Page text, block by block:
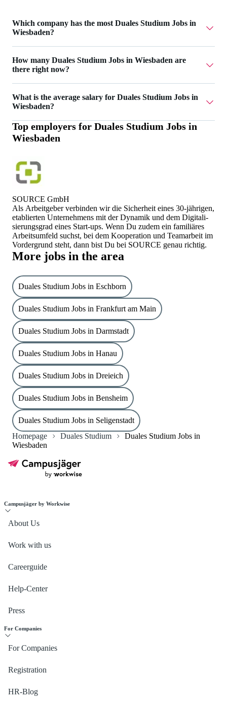
Which company has the most Duales Studium Jobs in
Wiesbaden?
Wiesbaden.
How many Duales Studium Jobs in Wiesbaden are
there right now?
What is the average salary for Duales Studium Jobs in
Wiesbaden?
The average salary for Duales Studium Jobs in Wiesbaden
is 2.550 €.
Top employers for Duales Studium Jobs in
Wiesbaden
SOURCE GmbH
Als Arbeitgeber verbin­den wir die Sicherheit eines 30-jährigen,
etablierten Unter­nehmens mit der Dynamik und dem Digitali­
sierungs­grad eines Start-ups. Wenn Du zudem ein familiäres
Arbeits­umfeld suchst, bei dem Kooperation und Teamarbeit im
Vordergrund steht, dann bist Du bei SOURCE genau richtig.
More jobs in the area
Duales Studium Jobs in Eschborn
Duales Studium Jobs in Frankfurt am Main
Duales Studium Jobs in Darmstadt
Duales Studium Jobs in Hanau
Duales Studium Jobs in Dreieich
Duales Studium Jobs in Bensheim
Duales Studium Jobs in Seligenstadt
Homepage
Duales Studium
Duales Studium Jobs in
Wiesbaden
Campusjäger by Workwise
About Us
Work with us
Careerguide
Help-Center
Press
For Companies
For Companies
Registration
HR-Blog